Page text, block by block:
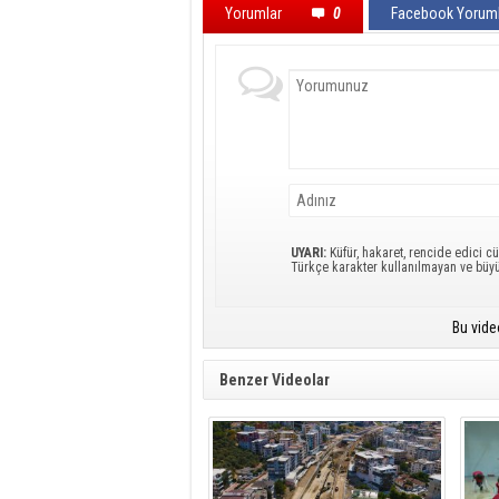
Yorumlar 0 Facebook
UYARI: Küfür, hakaret, rencide edici
Türkçe karakter kullanılmayan ve
Bu
Benzer Videolar